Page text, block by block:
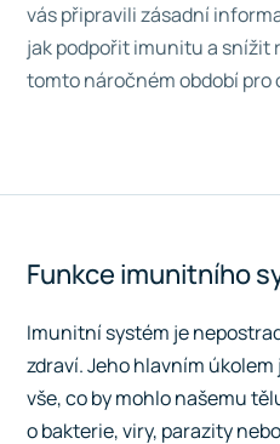
vás připravili zásadní
jak podpořit imunitu a snížit
tomto náročném období pro
Funkce imunitního
Imunitní systém je
zdraví. Jeho hlavním
vše, co by mohlo našemu
o bakterie, viry, parazity